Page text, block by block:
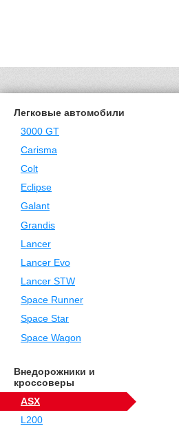
Легковые автомобили
3000 GT
Carisma
Colt
Eclipse
Galant
Grandis
Lancer
Lancer Evo
Lancer STW
Space Runner
Space Star
Space Wagon
Внедорожники и
кроссоверы
ASX
L200